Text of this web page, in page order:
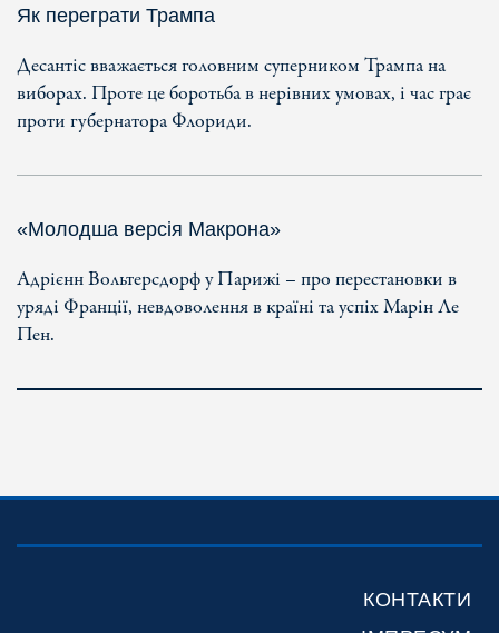
Як переграти Трампа
Десантіс вважається головним суперником Трампа на
виборах. Проте це боротьба в нерівних умовах, і час грає
проти губернатора Флориди.
«Молодша версія Макрона»
Адрієнн Вольтерсдорф у Парижі – про перестановки в
уряді Франції, невдоволення в країні та успіх Марін Ле
Пен.
КОНТАКТИ